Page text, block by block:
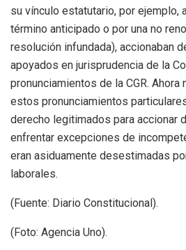
su vínculo estatutario, por ejemplo,
término anticipado o por una no
resolución infundada), accionaban
apoyados en jurisprudencia de la
pronunciamientos de la CGR. Ahora
estos pronunciamientos
derecho legitimados para accionar
enfrentar excepciones de
eran asiduamente desestimadas
laborales.
(Fuente: Diario Constitucional).
(Foto: Agencia Uno).